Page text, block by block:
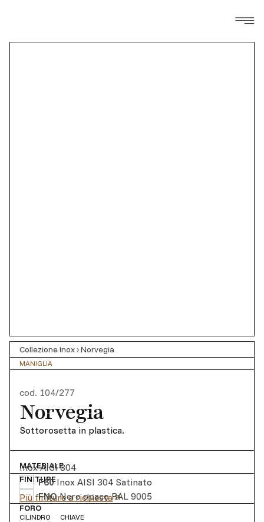
Collezione Inox›Norvegia
MANIGLIA
cod. 104/277
Norvegia
Sottorosetta in plastica.
MATERIALE
Inox AISI 304
FINITURE
F60 Inox AISI 304 Satinato
FNO Nero opaco RAL 9005
Più finiture a richiesta
FORO
CILINDRO CHIAVE